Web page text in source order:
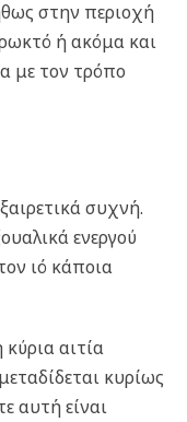
στην περιοχή
ή ακόμα και
με τον τρόπο
συχνή.
ενεργού
ιό κάποια
αιτία
κυρίως
αυτή είναι